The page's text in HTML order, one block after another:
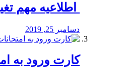
اطلاعیه مهم
دسامبر 25, 2019
کارت ورود به